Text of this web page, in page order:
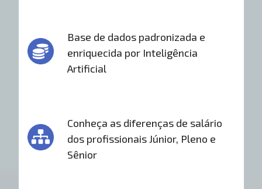
Base de dados padronizada e
enriquecida por Inteligência
Artificial
Conheça as diferenças de salário
dos profissionais Júnior, Pleno e
Sênior